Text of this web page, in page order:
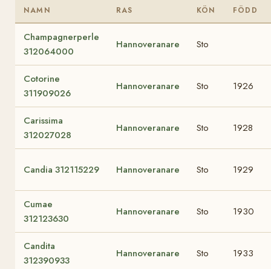
NAMN RAS KÖN FÖDD
Champagnerperle
312064000
Hannoveranare Sto
Cotorine
311909026
Hannoveranare Sto 1926
Carissima
312027028
Hannoveranare Sto 1928
Candia 312115229 Hannoveranare Sto 1929
Cumae
312123630
Hannoveranare Sto 1930
Candita
312390933
Hannoveranare Sto 1933